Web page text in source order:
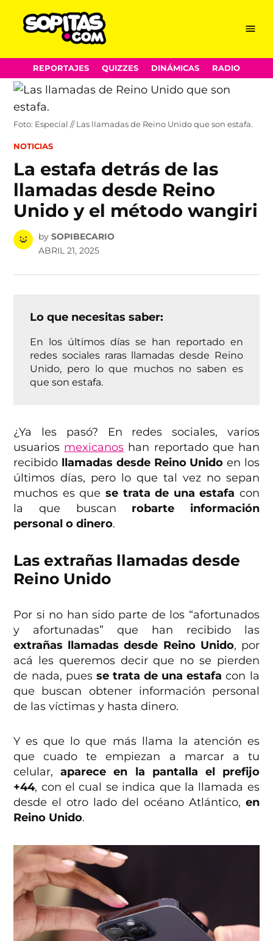
Skip
to
content
Menu
REPORTAJES QUIZZES DINÁMICAS RADIO
Foto: Especial // Las llamadas de Reino Unido que son estafa.
POSTED
NOTICIAS
La estafa detrás de las
llamadas desde Reino
Unido y el método wangiri
by SOPIBECARIO
ABRIL 21, 2025
Lo que necesitas saber:
En los últimos días se han reportado en
redes sociales raras llamadas desde Reino
Unido, pero lo que muchos no saben es
que son estafa.
¿Ya les pasó? En redes sociales, varios
usuarios mexicanos han reportado que han
recibido llamadas desde Reino Unido en los
últimos días, pero lo que tal vez no sepan
muchos es que se trata de una estafa con
la que buscan robarte información
personal o dinero.
Las extrañas llamadas desde
Reino Unido
Por si no han sido parte de los “afortunados
y afortunadas” que han recibido las
extrañas llamadas desde Reino Unido, por
acá les queremos decir que no se pierden
de nada, pues se trata de una estafa con la
que buscan obtener información personal
de las víctimas y hasta dinero.
Y es que lo que más llama la atención es
que cuado te empiezan a marcar a tu
celular,aparece en la pantalla el prefijo
+44, con el cual se indica que la llamada es
desde el otro lado del océano Atlántico, en
Reino Unido.